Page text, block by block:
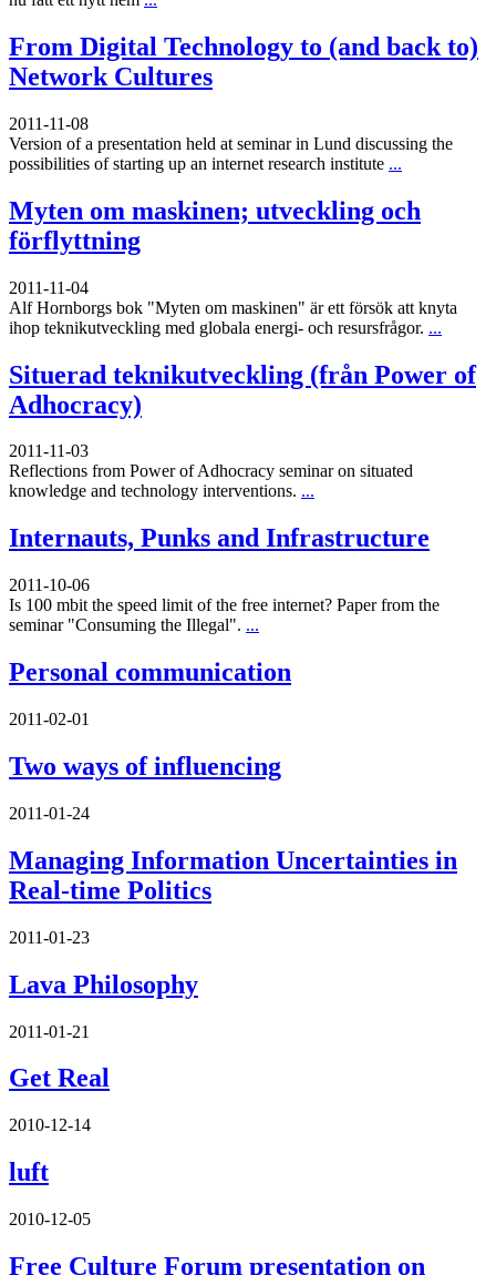
From Digital Technology to (and back to)
Network Cultures
2011-11-08
Version of a presentation held at seminar in Lund discussing the
possibilities of starting up an internet research institute ...
Myten om maskinen; utveckling och
förflyttning
2011-11-04
Alf Hornborgs bok "Myten om maskinen" är ett försök att knyta
ihop teknikutveckling med globala energi- och resursfrågor. ...
Situerad teknikutveckling (från Power of
Adhocracy)
2011-11-03
Reflections from Power of Adhocracy seminar on situated
knowledge and technology interventions. ...
Internauts, Punks and Infrastructure
2011-10-06
Is 100 mbit the speed limit of the free internet? Paper from the
seminar "Consuming the Illegal". ...
Personal communication
2011-02-01
Two ways of influencing
2011-01-24
Managing Information Uncertainties in
Real-time Politics
2011-01-23
Lava Philosophy
2011-01-21
Get Real
2010-12-14
luft
2010-12-05
Free Culture Forum presentation on